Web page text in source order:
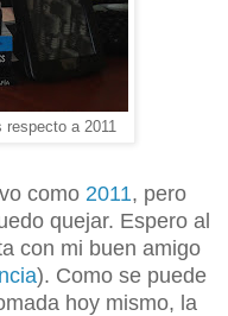
respecto a 2011
como 2011, pero
quejar. Espero al
con mi buen amigo
). Como se puede
hoy mismo, la